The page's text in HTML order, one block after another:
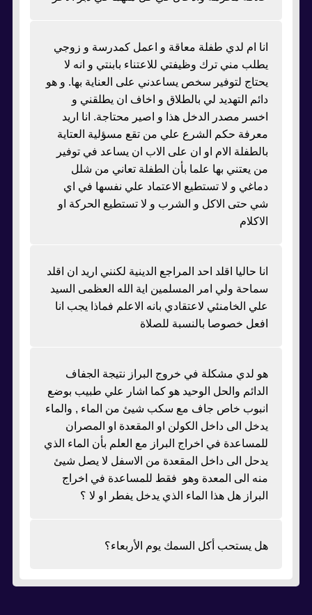
انا ام لدي طفلة معاقة و اعمل كمدرسة و زوجي
يطلب مني ترك وظيفتي للاعتناء بابنتي و انه لا
يحتاج لتوفير سخص يساعدني على العناية بها. و هو
دائم التهديد لي بالطلاق و اخاف ان يطلقني و
اخسر مصدر الدخل هذا و اصير محتاجة. انا اريد
معرفة حكم الشرع علي من تقع مسؤلية العتاية
بالطفلة الام او ان على الاب ان يساعد في توفير
من يعتني بها علما بأن الطفلة تعاني من شلل
دماغي و لا تستطيع الاعتماد علي نفسها في اي
شي حتى الاكل و الشرب و لا تستطيع الحركة او
الاكلام
انا حاليا اقلد احد المراجع الدينية لكنني اريد ان اقلد
سماحة ولي امر المسلمين اية الله العظمى السيد
علي الخامنئي لاعتقادي بانه الاعلم فماذا يجب انا
افعل خصوصا بالنسبة للصلاة
هو لدي مشكلة في خروج البراز نتيجة الجفاف
الدائم والحل الوحيد هو كما اشار علي طبيب بوضع
انبوب خاص جاف مع سكب شيئ من الماء , والماء
يدخل الى داخل الكولن او المقعدة او المصران
للمساعدة في اخراج البراز مع العلم بأن الماء الذي
يدحل الى داخل المقعدة من الاسفل لا يصل شيئ
منه الى المعدة وهو فقط للمساعدة في اخراج
البراز هل هذا الماء الذي يدخل يفطر او لا ؟
هل يستحب أكل السمك يوم الأربعاء؟